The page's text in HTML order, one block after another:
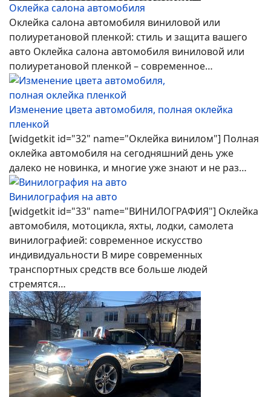
Оклейка салона автомобиля
Оклейка салона автомобиля виниловой или
полиуретановой пленкой: стиль и защита вашего
авто Оклейка салона автомобиля виниловой или
полиуретановой пленкой – современное…
Изменение цвета автомобиля, полная оклейка
пленкой
[widgetkit id="32" name="Оклейка винилом"] Полная
оклейка автомобиля на сегодняшний день уже
далеко не новинка, и многие уже знают и не раз…
Винилография на авто
[widgetkit id="33" name="ВИНИЛОГРАФИЯ"] Оклейка
автомобиля, мотоцикла, яхты, лодки, самолета
винилографией: современное искусство
индивидуальности В мире современных
транспортных средств все больше людей
стремятся…